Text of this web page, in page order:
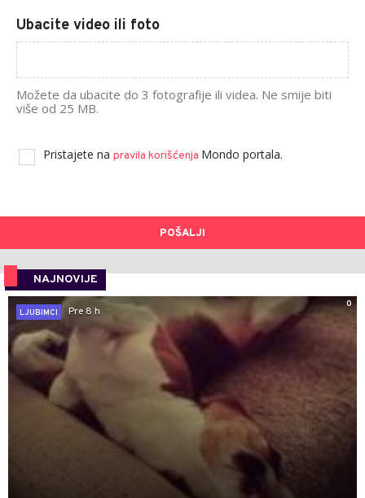
Ubacite video ili foto
Možete da ubacite do 3 fotografije ili videa. Ne smije biti
više od 25 MB.
Pristajete na pravila korišćenja Mondo portala.
POŠALJI
NAJNOVIJE
0
LJUBIMCI
Pre 8 h